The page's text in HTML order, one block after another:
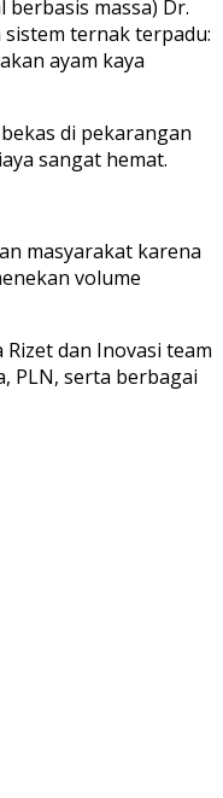
massa) Dr.
ternak terpadu:
ayam kaya
di pekarangan
sangat hemat.
masyarakat karena
volume
dan Inovasi team
PLN, serta berbagai